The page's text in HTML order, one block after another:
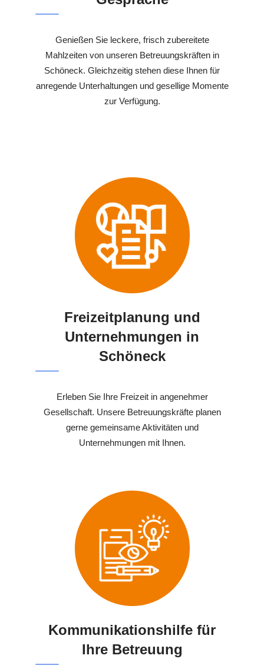
Genießen Sie leckere, frisch zubereitete
Mahlzeiten von unseren Betreuungskräften in
Schöneck. Gleichzeitig stehen diese Ihnen für
anregende Unterhaltungen und gesellige Momente
zur Verfügung.
Freizeitplanung und
Unternehmungen in
Schöneck
Erleben Sie Ihre Freizeit in angenehmer
Gesellschaft. Unsere Betreuungskräfte planen
gerne gemeinsame Aktivitäten und
Unternehmungen mit Ihnen.
Kommunikationshilfe für
Ihre Betreuung